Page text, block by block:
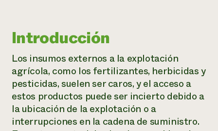
Introducción
Los insumos externos a la explotación
agrícola, como los fertilizantes, herbicidas y
pesticidas, suelen ser caros, y el acceso a
estos productos puede ser incierto debido a
la ubicación de la explotación o a
interrupciones en la cadena de suministro.